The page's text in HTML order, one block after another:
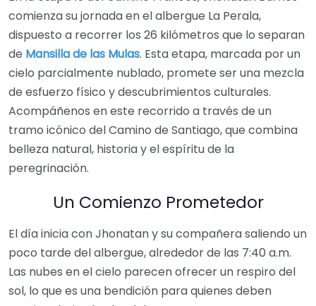
comienza su jornada en el albergue La Perala,
dispuesto a recorrer los 26 kilómetros que lo separan
de Mansilla de las Mulas. Esta etapa, marcada por un
cielo parcialmente nublado, promete ser una mezcla
de esfuerzo físico y descubrimientos culturales.
Acompáñenos en este recorrido a través de un
tramo icónico del Camino de Santiago, que combina
belleza natural, historia y el espíritu de la
peregrinación.
Un Comienzo Prometedor
El día inicia con Jhonatan y su compañera saliendo un
poco tarde del albergue, alrededor de las 7:40 a.m.
Las nubes en el cielo parecen ofrecer un respiro del
sol, lo que es una bendición para quienes deben